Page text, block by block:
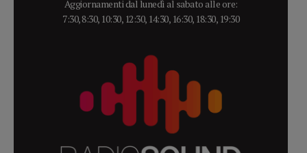
Aggiornamenti dal lunedì al sabato alle ore:
7:30, 8:30, 10:30, 12:30, 14:30, 16:30, 18:30, 19:30